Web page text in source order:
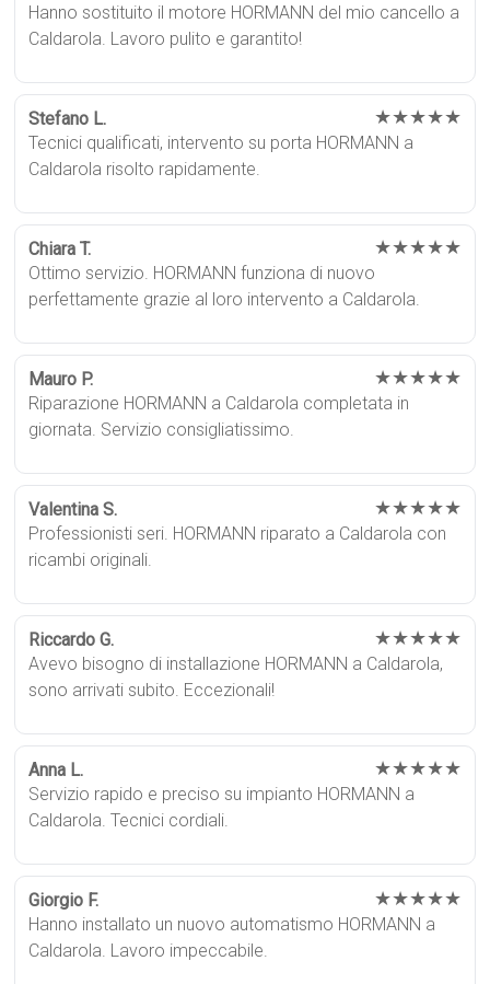
Hanno sostituito il motore HORMANN del mio cancello a
Caldarola. Lavoro pulito e garantito!
Stefano L. ★★★★★
Tecnici qualificati, intervento su porta HORMANN a
Caldarola risolto rapidamente.
Chiara T. ★★★★★
Ottimo servizio. HORMANN funziona di nuovo
perfettamente grazie al loro intervento a Caldarola.
Mauro P. ★★★★★
Riparazione HORMANN a Caldarola completata in
giornata. Servizio consigliatissimo.
Valentina S. ★★★★★
Professionisti seri. HORMANN riparato a Caldarola con
ricambi originali.
Riccardo G. ★★★★★
Avevo bisogno di installazione HORMANN a Caldarola,
sono arrivati subito. Eccezionali!
Anna L. ★★★★★
Servizio rapido e preciso su impianto HORMANN a
Caldarola. Tecnici cordiali.
Giorgio F. ★★★★★
Hanno installato un nuovo automatismo HORMANN a
Caldarola. Lavoro impeccabile.